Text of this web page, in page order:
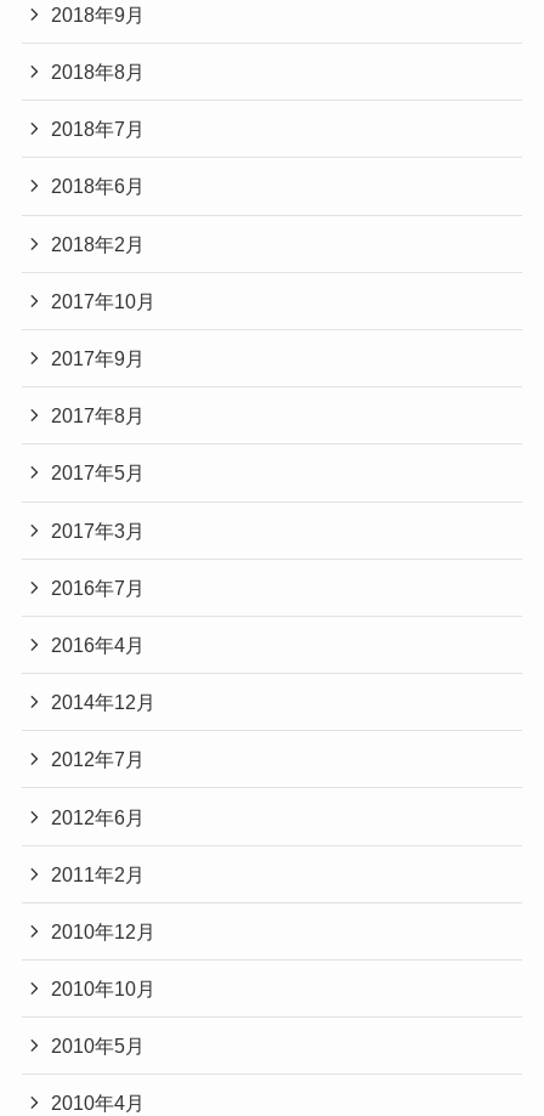
2018年9月
2018年8月
2018年7月
2018年6月
2018年2月
2017年10月
2017年9月
2017年8月
2017年5月
2017年3月
2016年7月
2016年4月
2014年12月
2012年7月
2012年6月
2011年2月
2010年12月
2010年10月
2010年5月
2010年4月